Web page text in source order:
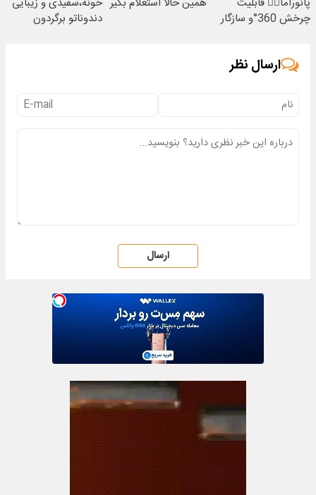
چرخش 360°و سازگار
دندوناتو برگردون
ارسال نظر
ارسال